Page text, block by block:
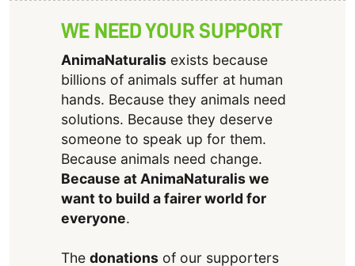
WE NEED YOUR SUPPORT
AnimaNaturalisexists because
billions of animals suffer at human
hands. Because they animals need
solutions. Because they deserve
someone to speak up for them.
Because animals need change.
Because at AnimaNaturalis we
want to build a fairer world for
everyone.
The donationsof our supporters